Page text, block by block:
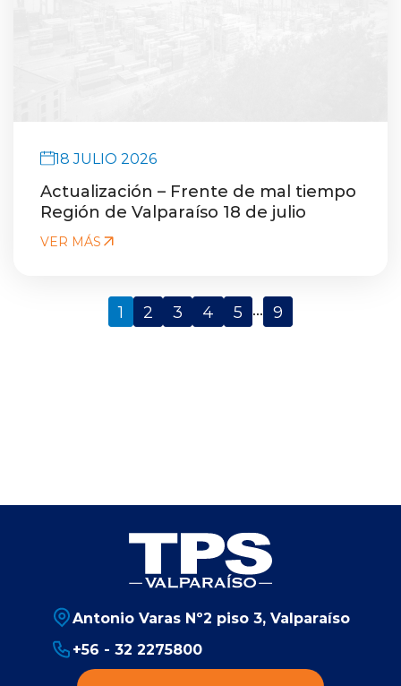
18 JULIO 2026
Actualización – Frente de mal tiempo
Región de Valparaíso 18 de julio
VER MÁS
1 2 3 4 5 ... 9
Antonio Varas Nº2 piso 3, Valparaíso
+56 - 32 2275800